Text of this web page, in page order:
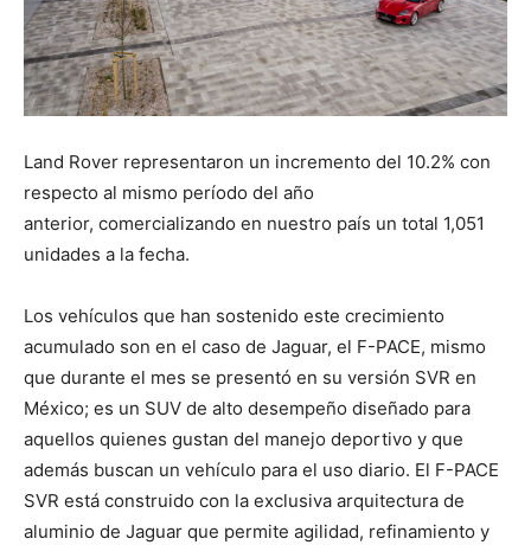
Land Rover representaron un incremento del 10.2% con
respecto al mismo período del año
anterior, comercializando en nuestro país un total 1,051
unidades a la fecha.
Los vehículos que han sostenido este crecimiento
acumulado son en el caso de Jaguar, el F-PACE, mismo
que durante el mes se presentó en su versión SVR en
México; es un SUV de alto desempeño diseñado para
aquellos quienes gustan del manejo deportivo y que
además buscan un vehículo para el uso diario. El F-PACE
SVR está construido con la exclusiva arquitectura de
aluminio de Jaguar que permite agilidad, refinamiento y